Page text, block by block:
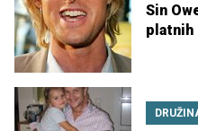
Sin
platnih